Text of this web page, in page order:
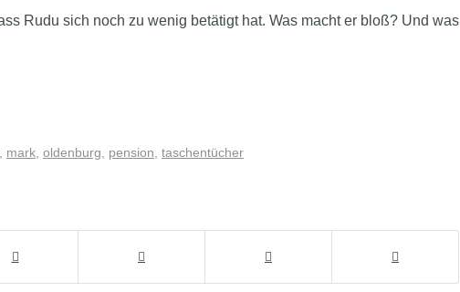
Rudu sich noch zu wenig betätigt hat. Was macht er bloß? Und was
, mark, oldenburg, pension, taschentücher